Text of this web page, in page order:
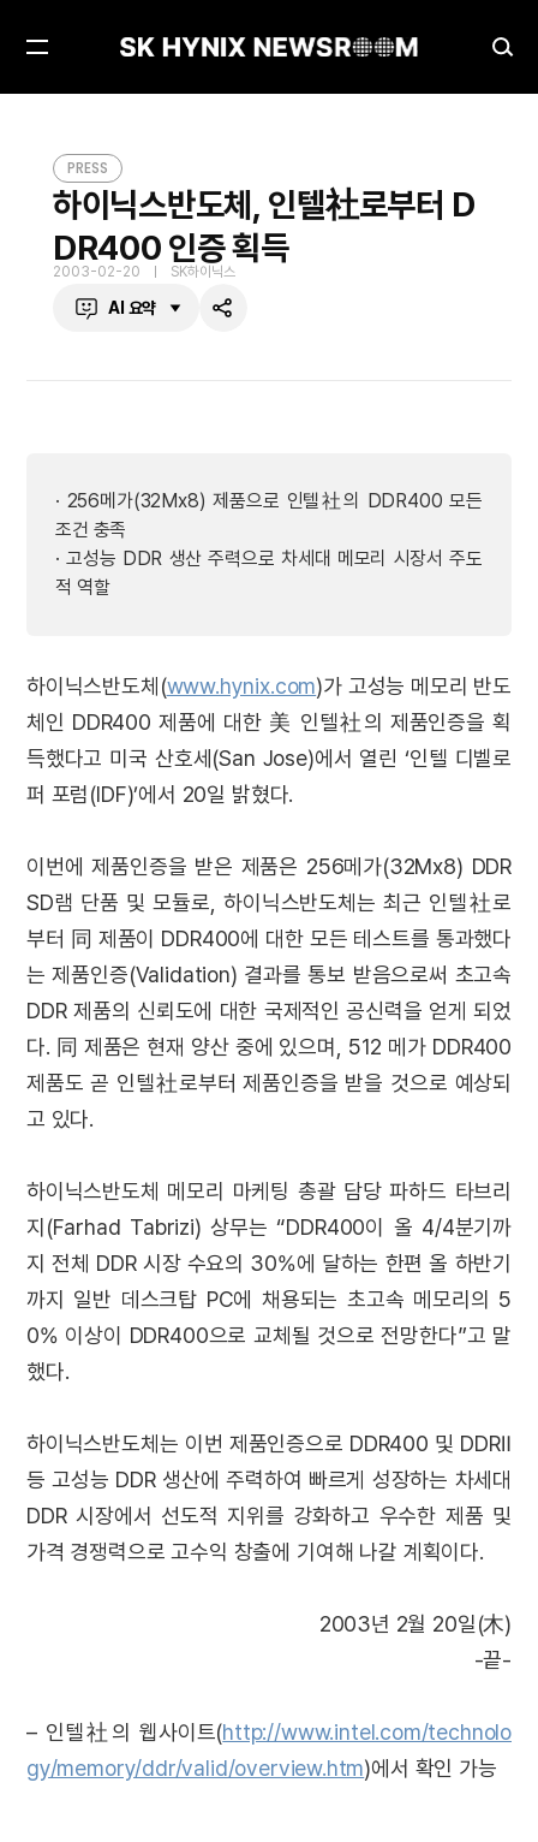
검
색
메
PRESS
하이닉스반도체, 인텔社로부터 D
DR400 인증 획득
2003-02-20 SK하이닉스
AI 요약
공
· 256메가(32Mx8) 제품으로 인텔社의 DDR400 모든
조건 충족
· 고성능 DDR 생산 주력으로 차세대 메모리 시장서 주도
적 역할
하이닉스반도체(www.hynix.com)가 고성능 메모리 반도
체인 DDR400 제품에 대한 美 인텔社의 제품인증을 획
득했다고 미국 산호세(San Jose)에서 열린 ‘인텔 디벨로
퍼 포럼(IDF)’에서 20일 밝혔다.
이번에 제품인증을 받은 제품은 256메가(32Mx8) DDR
SD램 단품 및 모듈로, 하이닉스반도체는 최근 인텔社로
부터 同 제품이 DDR400에 대한 모든 테스트를 통과했다
는 제품인증(Validation) 결과를 통보 받음으로써 초고속
DDR 제품의 신뢰도에 대한 국제적인 공신력을 얻게 되었
다. 同 제품은 현재 양산 중에 있으며, 512 메가 DDR400
제품도 곧 인텔社로부터 제품인증을 받을 것으로 예상되
고 있다.
하이닉스반도체 메모리 마케팅 총괄 담당 파하드 타브리
지(Farhad Tabrizi) 상무는 “DDR400이 올 4/4분기까
지 전체 DDR 시장 수요의 30%에 달하는 한편 올 하반기
까지 일반 데스크탑 PC에 채용되는 초고속 메모리의 5
0% 이상이 DDR400으로 교체될 것으로 전망한다”고 말
했다.
하이닉스반도체는 이번 제품인증으로 DDR400 및 DDRⅡ
등 고성능 DDR 생산에 주력하여 빠르게 성장하는 차세대
DDR 시장에서 선도적 지위를 강화하고 우수한 제품 및
가격 경쟁력으로 고수익 창출에 기여해 나갈 계획이다.
2003년 2월 20일(木)
-끝-
– 인텔社의 웹사이트(http://www.intel.com/technolo
gy/memory/ddr/valid/overview.htm)에서 확인 가능